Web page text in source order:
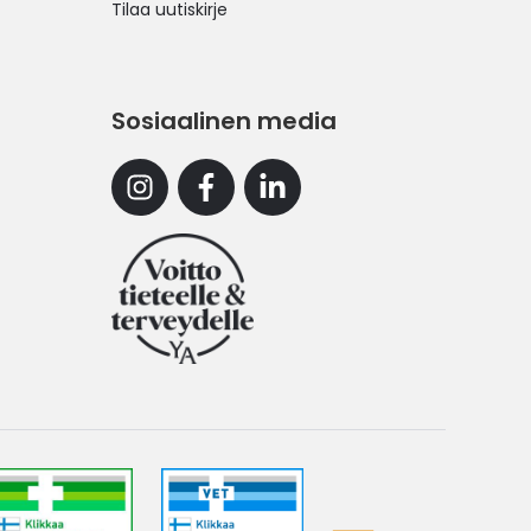
Tilaa uutiskirje
Sosiaalinen media
InstagramFacebookLinkedin